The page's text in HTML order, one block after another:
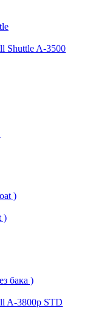
Shuttle A-3500
)
A-3800p STD